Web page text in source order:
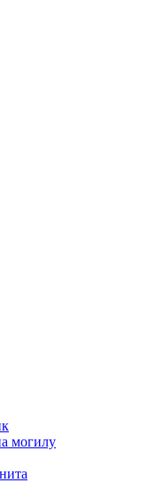
могилу